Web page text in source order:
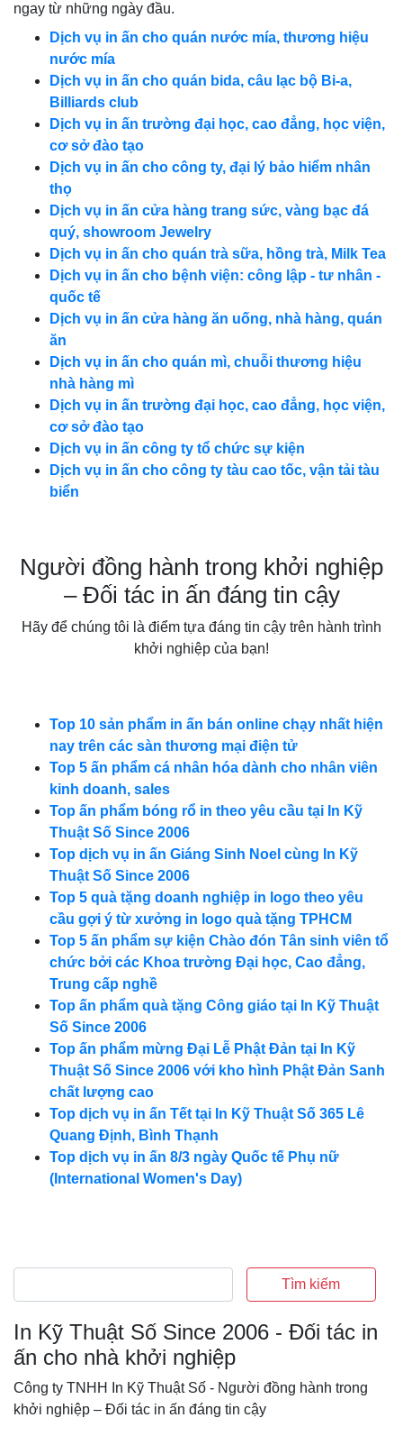
ngay từ những ngày đầu.
Dịch vụ in ấn cho quán nước mía, thương hiệu
nước mía
Dịch vụ in ấn cho quán bida, câu lạc bộ Bi-a,
Billiards club
Dịch vụ in ấn trường đại học, cao đẳng, học viện,
cơ sở đào tạo
Dịch vụ in ấn cho công ty, đại lý bảo hiểm nhân
thọ
Dịch vụ in ấn cửa hàng trang sức, vàng bạc đá
quý, showroom Jewelry
Dịch vụ in ấn cho quán trà sữa, hồng trà, Milk Tea
Dịch vụ in ấn cho bệnh viện: công lập - tư nhân -
quốc tế
Dịch vụ in ấn cửa hàng ăn uống, nhà hàng, quán
ăn
Dịch vụ in ấn cho quán mì, chuỗi thương hiệu
nhà hàng mì
Dịch vụ in ấn trường đại học, cao đẳng, học viện,
cơ sở đào tạo
Dịch vụ in ấn công ty tổ chức sự kiện
Dịch vụ in ấn cho công ty tàu cao tốc, vận tải tàu
biển
Người đồng hành trong khởi nghiệp
– Đối tác in ấn đáng tin cậy
Hãy để chúng tôi là điểm tựa đáng tin cậy trên hành trình
khởi nghiệp của bạn!
Top 10 sản phẩm in ấn bán online chạy nhất hiện
nay trên các sàn thương mại điện tử
Top 5 ấn phẩm cá nhân hóa dành cho nhân viên
kinh doanh, sales
Top ấn phẩm bóng rổ in theo yêu cầu tại In Kỹ
Thuật Số Since 2006
Top dịch vụ in ấn Giáng Sinh Noel cùng In Kỹ
Thuật Số Since 2006
Top 5 quà tặng doanh nghiệp in logo theo yêu
cầu gợi ý từ xưởng in logo quà tặng TPHCM
Top 5 ấn phẩm sự kiện Chào đón Tân sinh viên tổ
chức bởi các Khoa trường Đại học, Cao đẳng,
Trung cấp nghề
Top ấn phẩm quà tặng Công giáo tại In Kỹ Thuật
Số Since 2006
Top ấn phẩm mừng Đại Lễ Phật Đản tại In Kỹ
Thuật Số Since 2006 với kho hình Phật Đản Sanh
chất lượng cao
Top dịch vụ in ấn Tết tại In Kỹ Thuật Số 365 Lê
Quang Định, Bình Thạnh
Top dịch vụ in ấn 8/3 ngày Quốc tế Phụ nữ
(International Women's Day)
Tìm kiếm
In Kỹ Thuật Số Since 2006 - Đối tác in
ấn cho nhà khởi nghiệp
Công ty TNHH In Kỹ Thuật Số - Người đồng hành trong
khởi nghiệp – Đối tác in ấn đáng tin cậy